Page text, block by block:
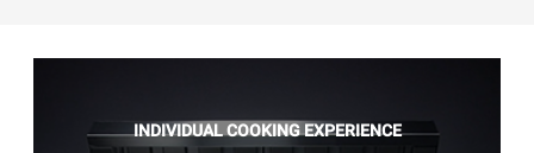
INDIVIDUAL COOKING EXPERIENCE